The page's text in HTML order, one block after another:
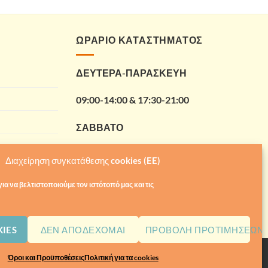
Διαχείρηση συγκατάθεσης cookies (EE)
να βελτιστοποιούμε τον ιστότοπό μας και τις
ΔΕΝ ΑΠΟΔΈΧΟΜΑΙ ΠΡΟΒΟΛΉ ΠΡΟΤΙΜΉΣΕΩΝ
Όροι και ΠροϋποθέσειςΠολιτική για τα cookies
ΩΡΑΡΙΟ ΚΑΤΑΣΤΗΜΑΤΟΣ
ΔΕΥΤΕΡΑ-ΠΑΡΑΣΚΕΥΗ
09:00-14:00 & 17:30-21:00
ΣΑΒΒΑΤΟ
09:00-14:00